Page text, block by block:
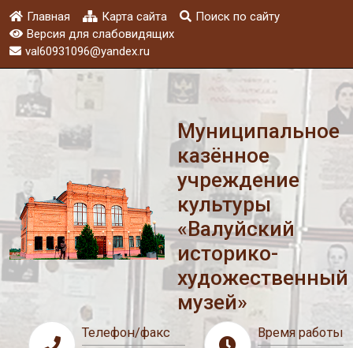
Главная Карта сайта
Поиск по сайту
Версия для слабовидящих
val60931096@yandex.ru
Муниципальное
казённое
учреждение
культуры
«Валуйский
историко-
художественный
музей»
Телефон/факс
Время работы